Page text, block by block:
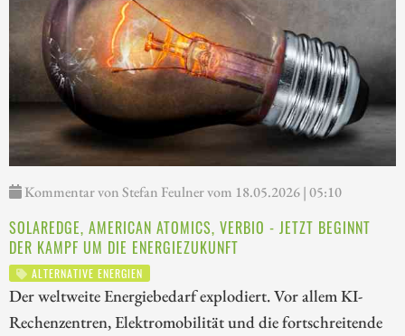
Kommentar von Stefan Feulner vom 18.05.2026 | 05:10
SOLAREDGE, AMERICAN ATOMICS, VERBIO - JETZT BEGINNT
DER KAMPF UM DIE ENERGIEZUKUNFT
ALTERNATIVE ENERGIEN
Der weltweite Energiebedarf explodiert. Vor allem KI-
Rechenzentren, Elektromobilität und die fortschreitende